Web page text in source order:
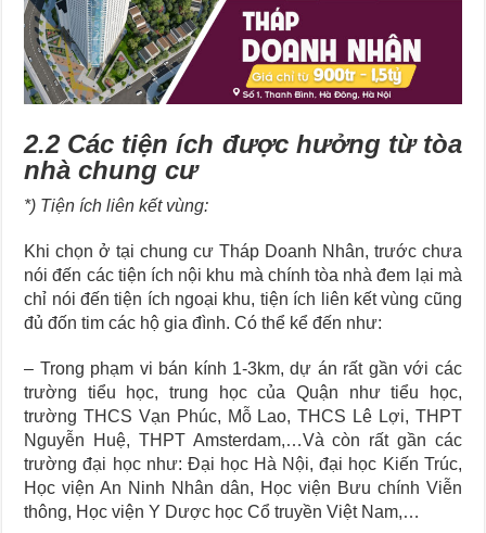
2.2 Các tiện ích được hưởng từ tòa
nhà chung cư
*) Tiện ích liên kết vùng:
Khi chọn ở tại chung cư Tháp Doanh Nhân, trước chưa
nói đến các tiện ích nội khu mà chính tòa nhà đem lại mà
chỉ nói đến tiện ích ngoại khu, tiện ích liên kết vùng cũng
đủ đốn tim các hộ gia đình. Có thể kể đến như:
– Trong phạm vi bán kính 1-3km, dự án rất gần với các
trường tiểu học, trung học của Quận như tiểu học,
trường THCS Vạn Phúc, Mỗ Lao, THCS Lê Lợi, THPT
Nguyễn Huệ, THPT Amsterdam,…Và còn rất gần các
trường đại học như: Đại học Hà Nội, đại học Kiến Trúc,
Học viện An Ninh Nhân dân, Học viện Bưu chính Viễn
thông, Học viện Y Dược học Cổ truyền Việt Nam,…